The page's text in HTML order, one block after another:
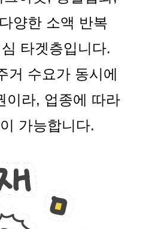
양한 소액 반복
타겟층입니다.
거 수요가 동시에
이라, 업종에 따라
가능합니다.